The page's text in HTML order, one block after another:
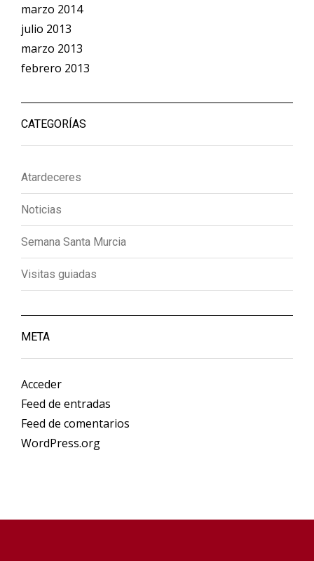
marzo 2014
julio 2013
marzo 2013
febrero 2013
CATEGORÍAS
Atardeceres
Noticias
Semana Santa Murcia
Visitas guiadas
META
Acceder
Feed de entradas
Feed de comentarios
WordPress.org